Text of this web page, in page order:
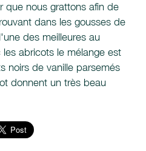
que nous grattons afin de
dans les gousses de
des meilleures au
abricots le mélange est
noirs de vanille parsemés
donnent un très beau